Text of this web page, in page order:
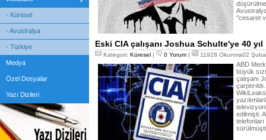
- Küresel
- Avustralya
- Türkiye
Medya
Özel Dosyalar
Yazı Dizileri
"cesaret
Eski CIA çalışanı Joshua Schulte'ye 40 yıl
Kategori: Küresel | 0 Yorum | 11928 Okunma02
ABD
büyük
çalışanı
edilmişti.